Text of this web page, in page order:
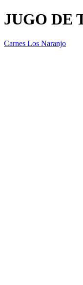
JUGO DE
Carnes Los Naranjo